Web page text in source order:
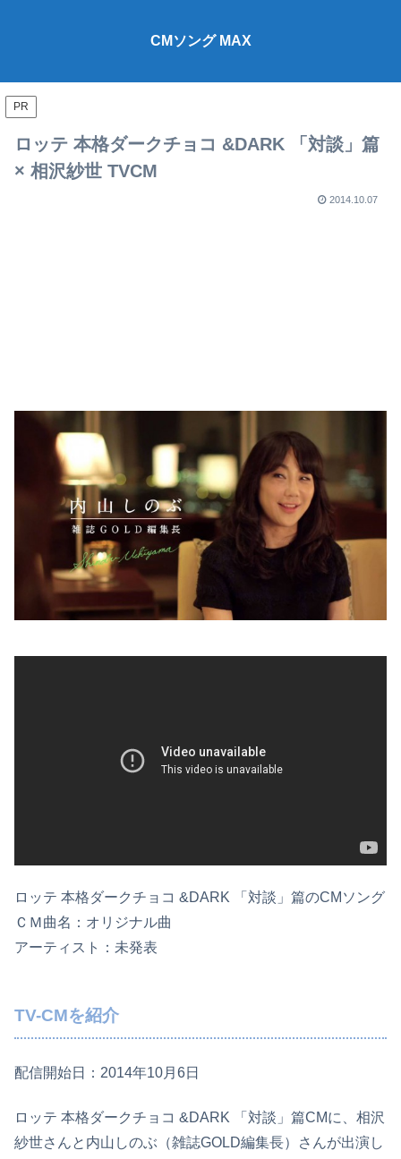
CMソング MAX
PR
ロッテ 本格ダークチョコ &DARK 「対談」篇
× 相沢紗世 TVCM
2014.10.07
ロッテ 本格ダークチョコ &DARK 「対談」篇のCMソング
ＣＭ曲名：オリジナル曲
アーティスト：未発表
TV-CMを紹介
配信開始日：2014年10月6日
ロッテ 本格ダークチョコ &DARK 「対談」篇CMに、相沢
紗世さんと内山しのぶ（雑誌GOLD編集長）さんが出演し